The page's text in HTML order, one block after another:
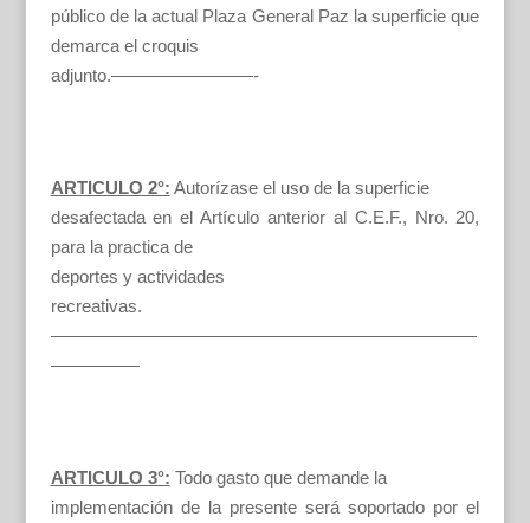
público de la actual Plaza General Paz la superficie que
demarca el croquis
adjunto.————————-
ARTICULO 2°: Autorízase el uso de la superficie
desafectada en el Artículo anterior al C.E.F., Nro. 20,
para la practica de
deportes y actividades
recreativas.
————————————————————————
—————
ARTICULO 3°: Todo gasto que demande la
implementación de la presente será soportado por el